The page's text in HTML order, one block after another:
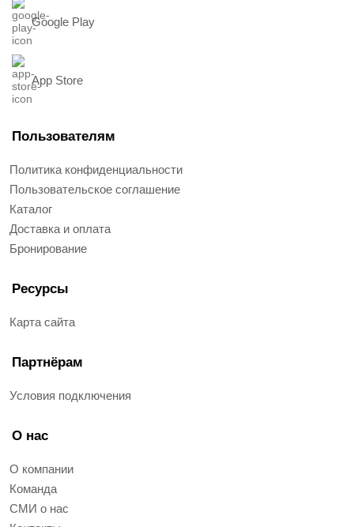
Google Play
App Store
Пользователям
Политика конфиденциальности
Пользовательское соглашение
Каталог
Доставка и оплата
Бронирование
Ресурсы
Карта сайта
Партнёрам
Условия подключения
О нас
О компании
Команда
СМИ о нас